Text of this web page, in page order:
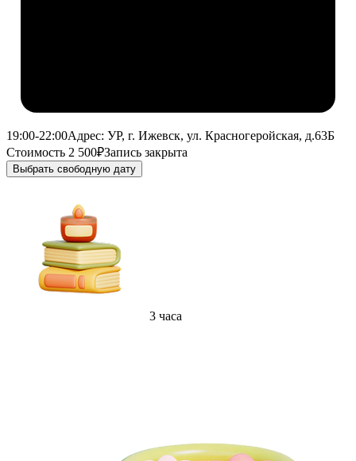
19:00-22:00Адрес: УР, г. Ижевск, ул. Красногеройская, д.63Б
Стоимость 2 500₽Запись закрыта
Выбрать свободную дату
3 часа